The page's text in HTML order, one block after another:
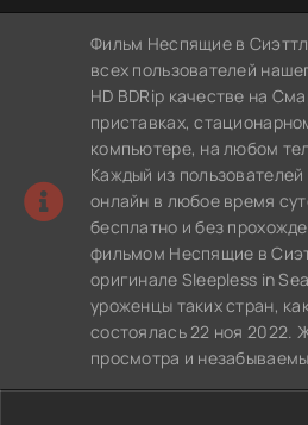
Фильм Неспящие в
всех пользователей
HD BDRip качестве на
приставках,
компьютере, на любом
Каждый из
онлайн в любое время
бесплатно и без
фильмом Неспящие в
оригинале Sleepless in
уроженцы таких стран,
состоялась 22 ноя 2022.
просмотра и